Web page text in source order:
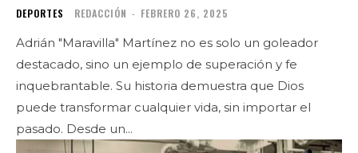
DEPORTES REDACCIÓN - FEBRERO 26, 2025
Adrián "Maravilla" Martínez no es solo un goleador
destacado, sino un ejemplo de superación y fe
inquebrantable. Su historia demuestra que Dios
puede transformar cualquier vida, sin importar el
pasado. Desde un...